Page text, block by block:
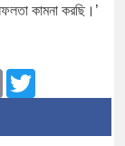
কামনা করছি। ’
Copy
Link